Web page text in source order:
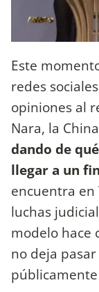
Este
redes
opiniones al
Nara, la
dando de
llegar a un
encuentra en
luchas
modelo hace
no deja